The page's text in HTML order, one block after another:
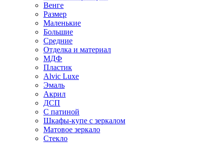
Венге
Размер
Маленькие
Большие
Средние
Отделка и материал
МДФ
Пластик
Alvic Luxe
Эмаль
Акрил
ДСП
С патиной
Шкафы-купе с зеркалом
Матовое зеркало
Стекло